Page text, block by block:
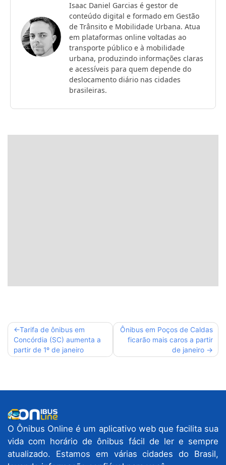
Isaac Daniel Garcias é gestor de
conteúdo digital e formado em Gestão
de Trânsito e Mobilidade Urbana. Atua
em plataformas online voltadas ao
transporte público e à mobilidade
urbana, produzindo informações claras
e acessíveis para quem depende do
deslocamento diário nas cidades
brasileiras.
Navegação
de
Post
Tarifa de ônibus em
Concórdia (SC) aumenta a
partir de 1º de janeiro
Ônibus em Poços de Caldas
ficarão mais caros a partir
de janeiro
O Ônibus Online é um aplicativo web que facilita sua
vida com horário de ônibus fácil de ler e sempre
atualizado. Estamos em várias cidades do Brasil,